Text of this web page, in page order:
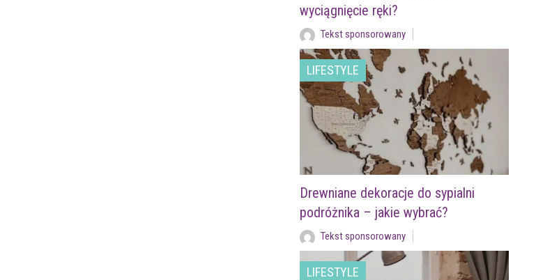
wyciągnięcie ręki?
Tekst sponsorowany
LIFESTYLE
Drewniane dekoracje do sypialni
podróżnika – jakie wybrać?
Tekst sponsorowany
LIFESTYLE